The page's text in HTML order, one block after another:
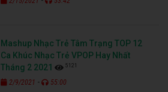
Mashup Nhạc Trẻ Tâm Trạng TOP 12
Ca Khúc Nhạc Trẻ VPOP Hay Nhất
Tháng 2 2021
5121
2/9/2021 - 55:00